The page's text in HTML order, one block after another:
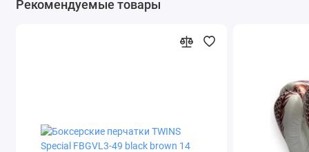
падах. В них можно выполнять весь объем тренировок. Twins
пены на основе знаменитейшего тайского латекса. Набивка
Рекомендуемые товары